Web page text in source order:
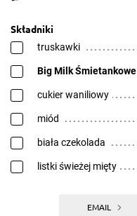
Składniki
truskawki
Big Milk Śmietankowe
cukier waniliowy
miód
biała czekolada
listki świeżej mięty
EMAIL